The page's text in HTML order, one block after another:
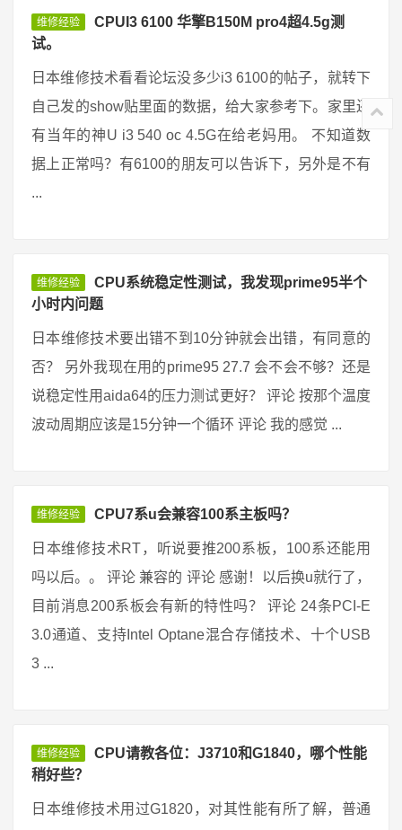
维修经验
CPUI3 6100 华擎B150M pro4超4.5g测
试。
日本维修技术看看论坛没多少i3 6100的帖子，就转下
自己发的show贴里面的数据，给大家参考下。家里还
有当年的神U i3 540 oc 4.5G在给老妈用。 不知道数
据上正常吗？有6100的朋友可以告诉下，另外是不有
...
维修经验
CPU系统稳定性测试，我发现prime95半个
小时内问题
日本维修技术要出错不到10分钟就会出错，有同意的
否？ 另外我现在用的prime95 27.7 会不会不够？还是
说稳定性用aida64的压力测试更好？ 评论 按那个温度
波动周期应该是15分钟一个循环 评论 我的感觉 ...
维修经验 CPU7系u会兼容100系主板吗？
日本维修技术RT，听说要推200系板，100系还能用
吗以后。。 评论 兼容的 评论 感谢！以后换u就行了，
目前消息200系板会有新的特性吗？ 评论 24条PCI-E
3.0通道、支持Intel Optane混合存储技术、十个USB
3 ...
维修经验
CPU请教各位：J3710和G1840，哪个性能
稍好些？
日本维修技术用过G1820，对其性能有所了解，普通